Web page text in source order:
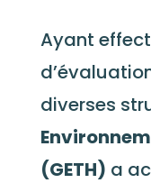
Ayant
diverses
(GETH) a